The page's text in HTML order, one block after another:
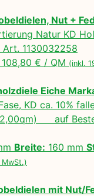
Nut +
Natur KD
1130032258
€ / QM (inkl.
Eiche
KD ca. 10%
2,00qm) auf
Breite: 160 mm
MwSt.)
mit Nut/